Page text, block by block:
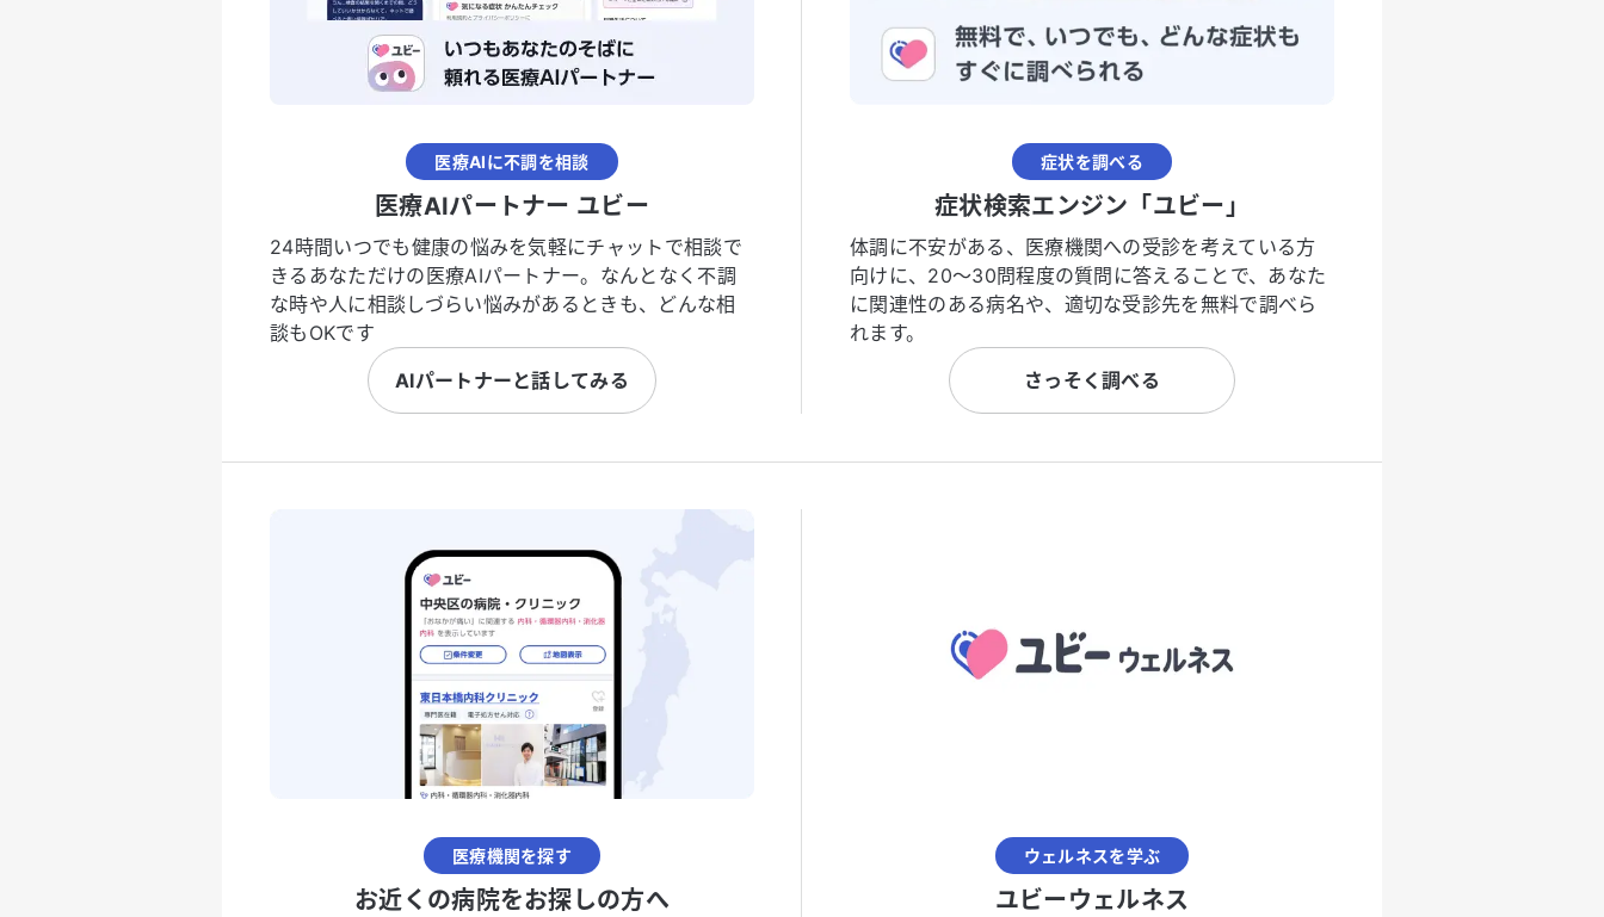
医療AIに不調を相談
医療AIパートナー ユビー
24時間いつでも健康の悩みを気軽にチャットで相談で
きるあなただけの医療AIパートナー。なんとなく不調
な時や人に相談しづらい悩みがあるときも、どんな相
談もOKです
AIパートナーと話してみる
症状を調べる
症状検索エンジン「ユビー」
体調に不安がある、医療機関への受診を考えている方
向けに、20〜30問程度の質問に答えることで、あなた
に関連性のある病名や、適切な受診先を無料で調べら
れます。
さっそく調べる
医療機関を探す
お近くの病院をお探しの方へ
ウェルネスを学ぶ
ユビーウェルネス